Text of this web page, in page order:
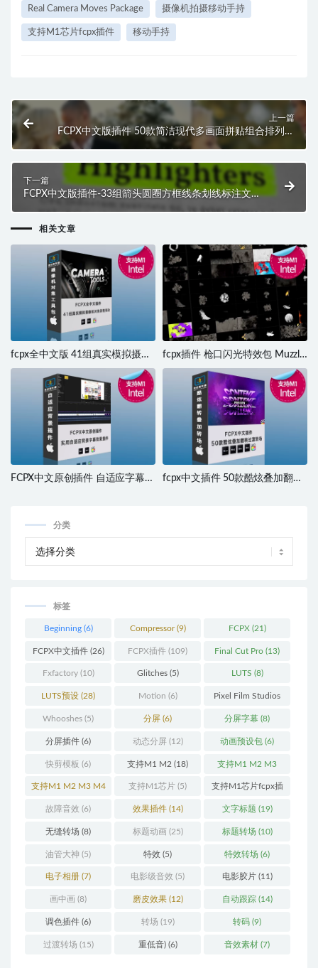
Real Camera Moves Package 摄像机拍摄移动手持
支持M1芯片fcpx插件 移动手持
上一篇
FCPX中文版插件 50款简洁现代多画面拼贴组合排列标
题介绍展示动画预设 支持M1 M2
下一篇
FCPX中文版插件-33组箭头圆圈方框线条划线标注文字
相关文章
fcpx全中文版 41组真实模拟摄像
机对焦录制晃动摇移效果 支持M1
fcpx插件 枪口闪光特效包 Muzzle
Flash Pack 02 支持M1
FCPX中文原创插件 自适应字幕背
fcpx中文插件 50款酷炫叠加翻转
分类
标签
Beginning(6) Compressor(9) FCPX(21)
FCPX中文插件(26) FCPX插件 (109) Final Cut Pro (13)
Fxfactory(10) Glitches(5) LUTS (8)
LUTS预设 (28) Motion (6) Pixel Film Studios
(11)
Whooshes (5) 分屏 (6) 分屏字幕 (8)
分屏插件 (6) 动态分屏(12) 动画预设包 (6)
快剪模板 (6) 支持M1 M2 (18) 支持M1 M2 M3
(25)
支持M1 M2 M3 M4
(25)
支持M1芯片 (5) 支持M1芯片fcpx插
件(460)
故障音效 (6) 效果插件(14) 文字标题 (19)
无缝转场 (8) 标题动画(25) 标题转场 (10)
油管大神 (5) 特效 (5) 特效转场 (6)
电子相册 (7) 电影级音效 (5) 电影胶片(11)
画中画 (8) 磨皮效果(12) 自动跟踪(14)
调色插件 (6) 转场 (19) 转码 (9)
过渡转场 (15) 重低音)(6) 音效素材 (7)